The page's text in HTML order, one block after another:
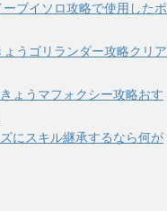
ブイソロ攻略で使用したポ
うゴリランダー攻略クリア
ょうマフォクシー攻略おす
にスキル継承するなら何が